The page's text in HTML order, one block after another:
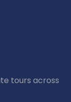
tours across